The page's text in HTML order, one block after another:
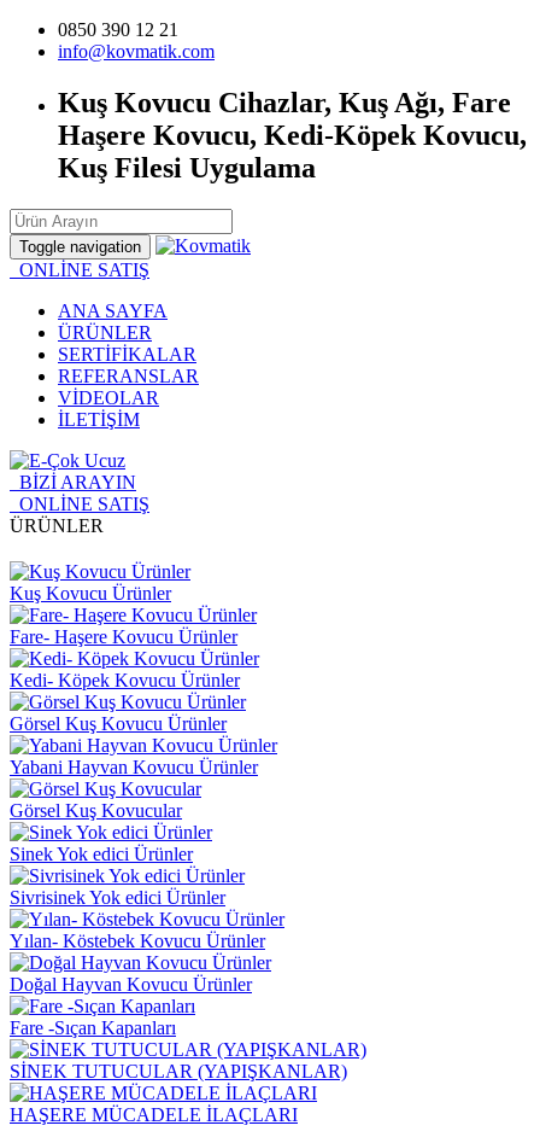
0850 390 12 21
info@kovmatik.com
Kuş Kovucu Cihazlar, Kuş Ağı, Fare
Haşere Kovucu, Kedi-Köpek Kovucu,
Kuş Filesi Uygulama
Toggle navigation
ONLİNE SATIŞ
ANA SAYFA
ÜRÜNLER
SERTİFİKALAR
REFERANSLAR
VİDEOLAR
İLETİŞİM
BİZİ ARAYIN
ONLİNE SATIŞ
ÜRÜNLER
Kuş Kovucu Ürünler
Fare- Haşere Kovucu Ürünler
Kedi- Köpek Kovucu Ürünler
Görsel Kuş Kovucu Ürünler
Yabani Hayvan Kovucu Ürünler
Görsel Kuş Kovucular
Sinek Yok edici Ürünler
Sivrisinek Yok edici Ürünler
Yılan- Köstebek Kovucu Ürünler
Doğal Hayvan Kovucu Ürünler
Fare -Sıçan Kapanları
SİNEK TUTUCULAR (YAPIŞKANLAR)
HAŞERE MÜCADELE İLAÇLARI